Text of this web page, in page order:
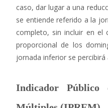
caso, dar lugar a una
se entiende referido a la
completo, sin incluir en el
proporcional de los
jornada inferior se percibirá
Indicador Público